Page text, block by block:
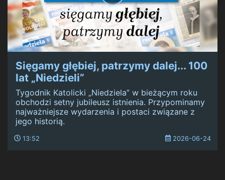
Sięgamy głębiej, patrzymy dalej... 100
lat „Niedzieli”
Tygodnik Katolicki „Niedziela” w bieżącym roku
obchodzi setny jubileusz istnienia. Przypominamy
najważniejsze wydarzenia i postaci związane z
jego historią.
13:52 2026-06-24